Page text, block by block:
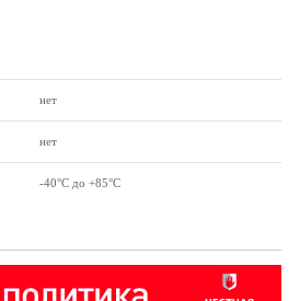
нет
нет
-40°С до +85°С